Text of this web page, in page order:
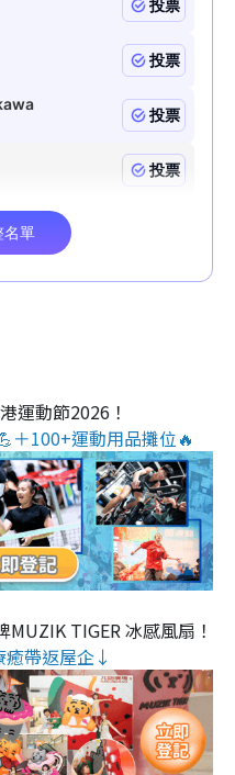
運動節2026！
＋100+運動用品攤位🔥
MUZIK TIGER 冰感風扇！
帶返屋企↓